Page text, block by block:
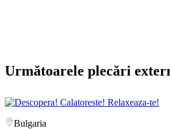
Următoarele plecări
Bulgaria